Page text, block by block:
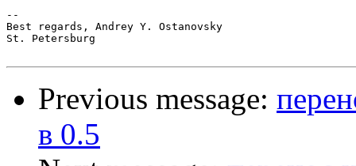
--
Best regards, Andrey Y. Ostanovsky
St. Petersburg
Previous message:
в 0.5